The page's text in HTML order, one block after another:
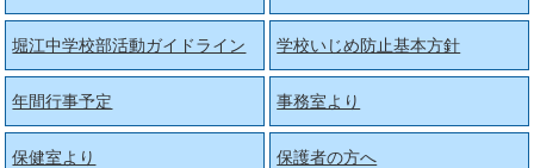
堀江中学校部活動ガイドライン 学校いじめ防止基本方針
年間行事予定 事務室より
保健室より 保護者の方へ